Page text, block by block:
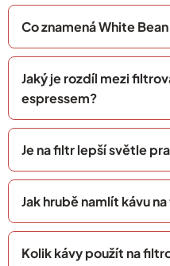
Co znamená White
Jaký je rozdíl mezi
espressem?
Je na filtr lepší světle
Jak hrubě namlít kávu
Kolik kávy použít na